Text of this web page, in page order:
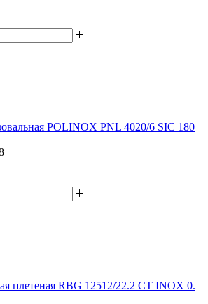
POLINOX PNL 4020/6 SIC 180
плетеная RBG 12512/22.2 CТ INOX 0.